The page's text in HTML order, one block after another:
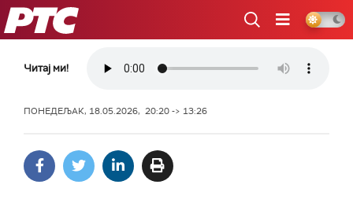
РТС
Читај ми!
ПОНЕДЕЉАК, 18.05.2026, 20:20 -> 13:26